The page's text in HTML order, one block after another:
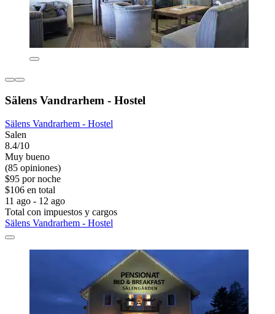
Sälens Vandrarhem - Hostel
Sälens Vandrarhem - Hostel
Salen
8.4/10
Muy bueno
(85 opiniones)
$95 por noche
$106 en total
11 ago - 12 ago
Total con impuestos y cargos
Sälens Vandrarhem - Hostel